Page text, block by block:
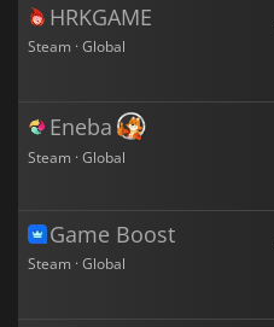
HRKGAME
Steam · Global
Eneba
Steam · Global
Game Boost
Steam · Global